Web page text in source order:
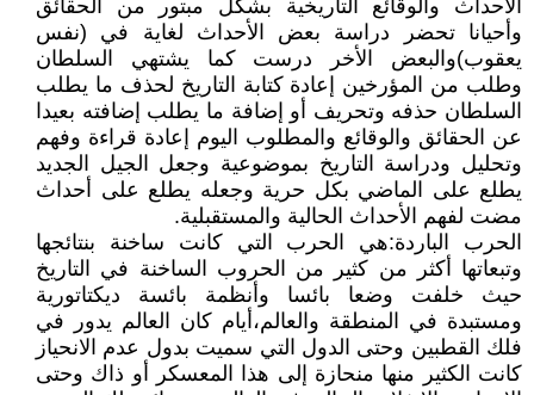
الأحداث والوقائع التاريخية بشكل مبتور من الحقائق
وأحيانا تحضر دراسة بعض الأحداث لغاية في (نفس
يعقوب)والبعض الأخر درست كما يشتهي السلطان
وطلب من المؤرخين إعادة كتابة التاريخ لحذف ما يطلب
السلطان حذفه وتحريف أو إضافة ما يطلب إضافته بعيدا
عن الحقائق والوقائع والمطلوب اليوم إعادة قراءة وفهم
وتحليل ودراسة التاريخ بموضوعية وجعل الجيل الجديد
يطلع على الماضي بكل حرية وجعله يطلع على أحداث
مضت لفهم الأحداث الحالية والمستقبلية.
الحرب الباردة:هي الحرب التي كانت ساخنة بنتائجها
وتبعاتها أكثر من كثير من الحروب الساخنة في التاريخ
حيث خلفت وضعا بائسا وأنظمة بائسة ديكتاتورية
ومستبدة في المنطقة والعالم،أيام كان العالم يدور في
فلك القطبين وحتى الدول التي سميت بدول عدم الانحياز
كانت الكثير منها منحازة إلى هذا المعسكر أو ذاك وحتى